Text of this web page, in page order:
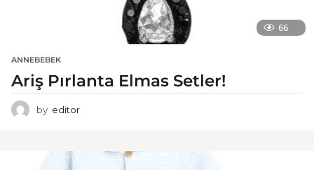
66
ANNEBEBEK
Ariş Pırlanta Elmas Setler!
by editor